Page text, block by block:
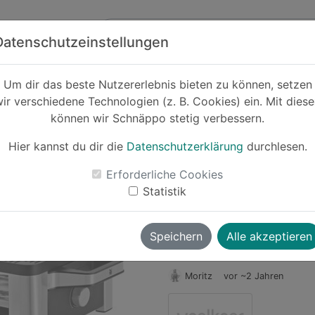
Um dir das beste Nutzererlebnis bieten zu können, setzen
verschiedene Technologien (z. B. Cookies) ein. Mit
können wir Schnäppo stetig verbessern.
Hier kannst du dir die Datenschutzerklärung durchlesen.
Erforderliche Cookies
Statistik
Speichern Alle akzeptieren
Cashback
-12%
WMF LONO
manueller
Moritz vor ~2 Jahren